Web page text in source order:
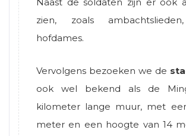
Naast de soldaten zijn er ook
zien, zoals
hofdames.
Vervolgens bezoeken we de
ook wel bekend als de
kilometer lange muur, met
meter en een hoogte van 14